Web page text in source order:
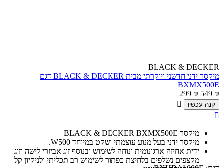
BLACK & DECKER
מיקסר ידני חדשני ויוקרתי מבית BLACK & DECKER דגם
BXMX500E
549 ₪
299 ₪
קנה עכשיו


מיקסר BLACK & DECKER BXMX500E
מיקסר ידני בעל מנוע עוצמתי ושקט במיוחד W500.
ידית אחיזה ארגונומית ונוחה לשימוש ובנוסף זוג אביזרי לישה וזוג
מקצפים נשלפים בלחיצת כפתור לשימוש רב תכליתי ולניקיון קל